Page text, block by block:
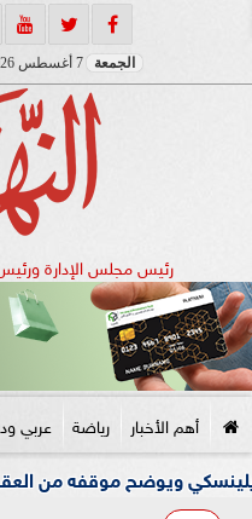
الجمعة 7 أغسطس 2026
رئيس مجلس الإدارة ورئيس
أهم الأخبار رياضة عربي
موقفه من العقوبات ضد